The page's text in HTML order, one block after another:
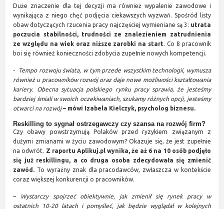
Duże znaczenie dla tej decyzji ma również wypalenie zawodowe i
wynikająca z niego chęć podjęcia ciekawszych wyzwań. Spośród listy
obaw dotyczących rzucenia pracy najczęściej wymieniane są 3: utrata
poczucia stabilności, trudności ze znalezieniem zatrudnienia
ze względu na wiek oraz niższe zarobki na start. Co 8 pracownik
boi się również konieczności zdobycia zupełnie nowych kompetencji.
-
Tempo rozwoju świata, w tym przede wszystkim technologii, wymusza
również u pracowników rozwój oraz daje nowe możliwości kształtowania
kariery. Obecna sytuacja polskiego rynku pracy sprawia, że jesteśmy
bardziej śmiali w swoich oczekiwaniach, szukamy różnych opcji, jesteśmy
otwarci na rozwój – mówi Izabela Kielczyk, psycholog biznesu.
Reskilling to sygnał ostrzegawczy czy szansa na rozwój firm?
Czy obawy powstrzymują Polaków przed ryzykiem związanym z
dużymi zmianami w życiu zawodowym? Okazuje się, że jest zupełnie
na odwrót. Z raportu Aplikuj.pl wynika, że aż 6 na 10 osób podjęło
się już reskillingu, a co druga osoba zdecydowała się zmienić
zawód. To wyraźny znak dla pracodawców, zwłaszcza w kontekście
coraz większej konkurencji o pracowników.
–
Wystarczy spojrzeć obiektywnie, jak zmienił się rynek pracy w
ostatnich 10-20 latach i pomyśleć, jak będzie wyglądał w kolejnych